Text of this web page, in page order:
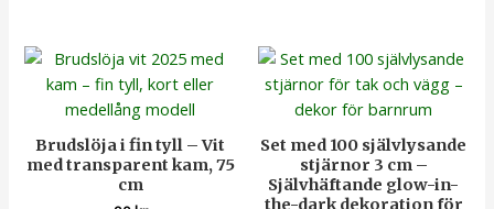
Brudslöja i fin tyll – Vit
med transparent kam, 75
cm
Set med 100 självlysande
stjärnor 3 cm –
Självhäftande glow-in-
the-dark dekoration för